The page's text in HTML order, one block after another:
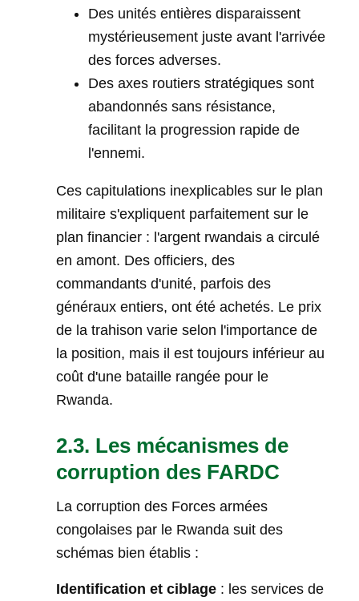
Des unités entières disparaissent
mystérieusement juste avant l'arrivée
des forces adverses.
Des axes routiers stratégiques sont
abandonnés sans résistance,
facilitant la progression rapide de
l'ennemi.
Ces capitulations inexplicables sur le plan
militaire s'expliquent parfaitement sur le
plan financier : l'argent rwandais a circulé
en amont. Des officiers, des
commandants d'unité, parfois des
généraux entiers, ont été achetés. Le prix
de la trahison varie selon l'importance de
la position, mais il est toujours inférieur au
coût d'une bataille rangée pour le
Rwanda.
2.3. Les mécanismes de
corruption des FARDC
La corruption des Forces armées
congolaises par le Rwanda suit des
schémas bien établis :
Identification et ciblage : les services de